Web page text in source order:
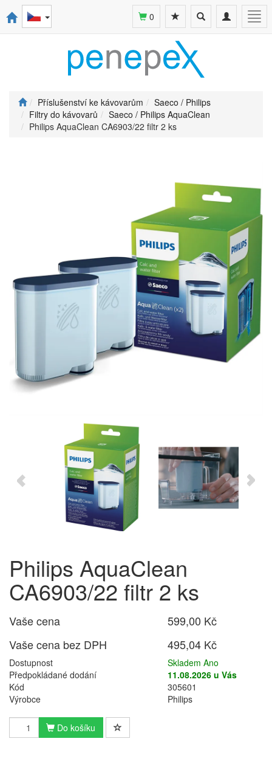
Toggle
navigation
Toggle
search
0
Příslušenství ke kávovarům
Saeco / Philips
Filtry do kávovarů
Saeco / Philips AquaClean
Philips AquaClean CA6903/22 filtr 2 ks
Philips AquaClean
CA6903/22 filtr 2 ks
Vaše cena
599,00 Kč
Vaše cena bez DPH
495,04 Kč
Dostupnost
Skladem Ano
Předpokládané dodání
11.08.2026 u Vás
Kód
305601
Výrobce
Philips
Do košíku